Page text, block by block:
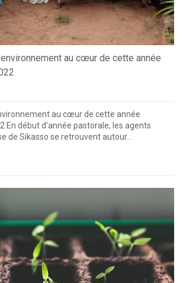
au cœur de cette année
au cœur de cette année
En début d’année pastorale, les agents
de Sikasso se retrouvent autour...